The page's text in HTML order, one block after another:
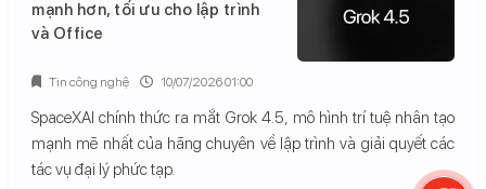
mạnh hơn, tối ưu cho lập trình
và Office
SpaceXAI chính thức ra mắt Grok 4.5, mô hình trí tuệ nhân tạo
mạnh mẽ nhất của hãng chuyên về lập trình và giải quyết các
tác vụ đại lý phức tạp.
Tin công nghệ 10/07/2026 01:00